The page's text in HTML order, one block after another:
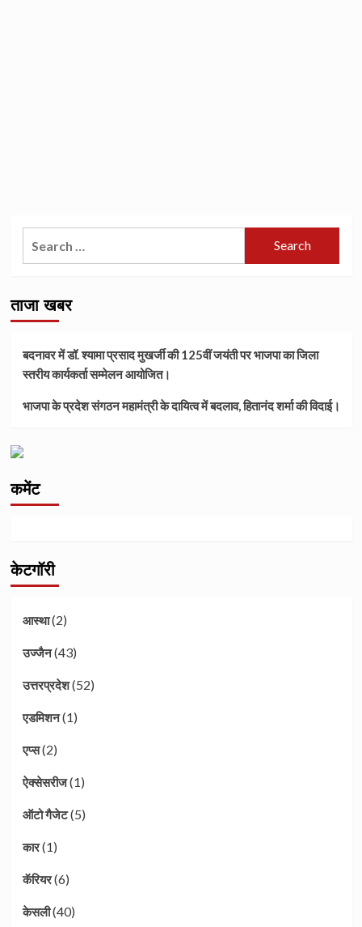
ताजा खबर
बदनावर में डॉ. श्यामा प्रसाद मुखर्जी की 125वीं जयंती पर भाजपा का जिला
स्तरीय कार्यकर्ता सम्मेलन आयोजित।
भाजपा के प्रदेश संगठन महामंत्री के दायित्व में बदलाव, हितानंद शर्मा की विदाई।
कमेंट
केटगॉरी
आस्था(2)
उज्जैन(43)
उत्तरप्रदेश(52)
एडमिशन(1)
एप्स(2)
ऐक्सेसरीज(1)
ऑटो गैजेट(5)
कार(1)
कॅरियर(6)
केसली(40)